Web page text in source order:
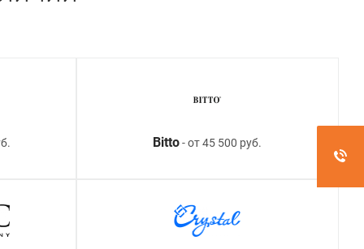
Bitto- от 45 500 руб.